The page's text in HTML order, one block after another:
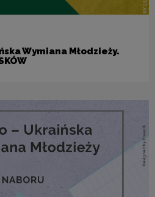
Wymiana Młodzieży.